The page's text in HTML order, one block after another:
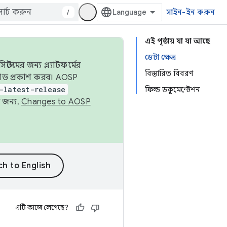
/ সাইন-ইন করুন
এই পৃষ্ঠায় যা যা আছে
ডেটা ক্ষেত্র
বিস্তারিত বিবরণ
ফিল্ড ডকুমেন্টেশন
জন্য প্ল্যাটফর্মের
প্রকাশ করব। AOSP
latest-release
জন্য, Changes to AOSP
এটি কাজে লেগেছে?